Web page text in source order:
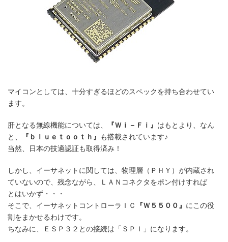
マイコンとしては、十分すぎるほどのスペックを持ち合わせてい
ます。
肝となる無線機能については、 『Ｗｉ－Ｆｉ』 はもとより、なん
と、
『ｂｌｕｅｔｏｏｔｈ』
も搭載されています♪
当然、日本の技適認証も取得済み！
しかし、イーサネットに関しては、物理層（ＰＨＹ）が内蔵され
ていないので、残念ながら、ＬＡＮコネクタをポン付けすれば
とはいかず・・・
そこで、イーサネットコントローラＩＣ
『Ｗ５５００』 にこの役
割をまかせるわけです。
ちなみに、ＥＳＰ３２との接続は「ＳＰＩ」になります。